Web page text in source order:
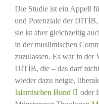
Die Studie ist ein Appell
und Potenziale der
sie ist aber gleichzeitig
in der muslimischen
zuzulassen. Es war in der
DİTİB, die – das darf
wieder dazu neigte,
Islamischen Bund
oder